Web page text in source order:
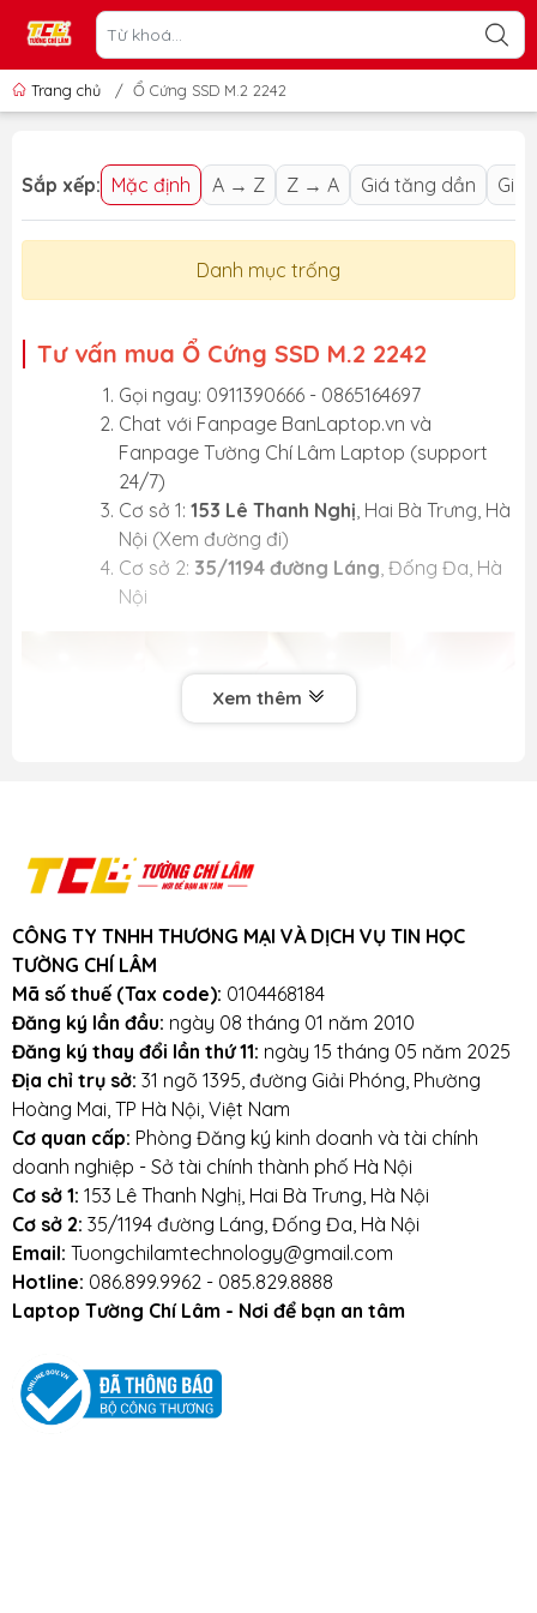
Trang chủ / Ổ Cứng SSD M.2 2242
Sắp xếp: Mặc định A → Z Z → A Giá tăng dần Giá
Danh mục trống
Tư vấn mua Ổ Cứng SSD M.2 2242
Gọi ngay: 0911390666 - 0865164697
Chat với Fanpage BanLaptop.vn và
Fanpage Tường Chí Lâm Laptop (support
24/7)
Cơ sở 1: 153 Lê Thanh Nghị, Hai Bà Trưng, Hà
Nội (Xem đường đi)
Cơ sở 2: 35/1194 đường Láng, Đống Đa, Hà
Nội
Vì sao nên mua Ổ Cứng SSD M.2 2242 tại
BanLaptop.vn
Tường Chí Lâm - Nơi để bạn yên tâm
CAM KẾT 100% HÀNG CHẤT LƯỢNG
Đối tác chính thức của các thương hiệu sản
xuất nổi tiếng Thế giới như: Kingston,
Western Digital, Memory Ghost
Nhà phân phối linh kiện lớn nhất miền Bắc
- Chuyên cung cấp phụ kiện cho các cửa
Đội ngũ kỹ thuật viên chuyên nghiệp, dày
dặn kinh nghiệm.
Bạn có thể trực tiếp theo dõi kỹ thuật viên
Xem thêm
CÔNG TY TNHH THƯƠNG MẠI VÀ DỊCH VỤ TIN HỌC
TƯỜNG CHÍ LÂM
Mã số thuế (Tax code): 0104468184
Đăng ký lần đầu: ngày 08 tháng 01 năm 2010
Đăng ký thay đổi lần thứ 11: ngày 15 tháng 05 năm 2025
Địa chỉ trụ sở: 31 ngõ 1395, đường Giải Phóng, Phường
Hoàng Mai, TP Hà Nội, Việt Nam
Cơ quan cấp: Phòng Đăng ký kinh doanh và tài chính
doanh nghiệp - Sở tài chính thành phố Hà Nội
Cơ sở 1: 153 Lê Thanh Nghị, Hai Bà Trưng, Hà Nội
Cơ sở 2: 35/1194 đường Láng, Đống Đa, Hà Nội
Email: Tuongchilamtechnology@gmail.com
Hotline: 086.899.9962 - 085.829.8888
Laptop Tường Chí Lâm - Nơi để bạn an tâm